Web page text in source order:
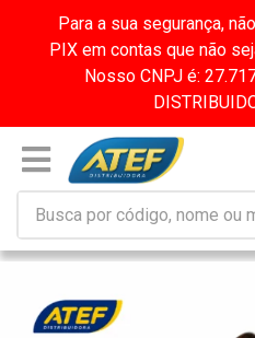
Para a sua segurança,
PIX em contas que não
Nosso CNPJ é: